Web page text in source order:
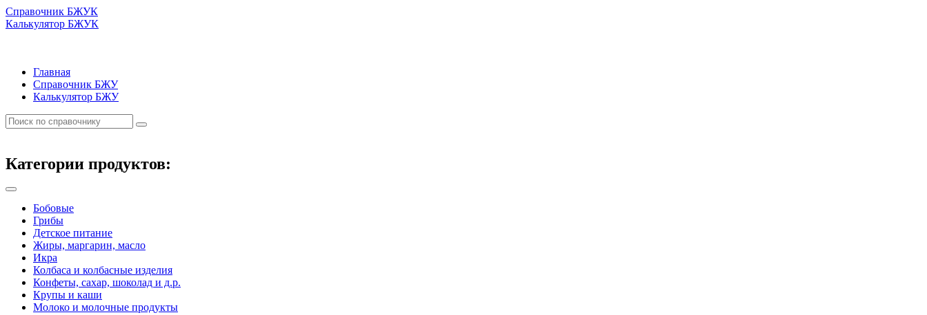
Справочник БЖУК
Калькулятор БЖУК
Главная
Справочник БЖУ
Калькулятор БЖУ
Категории продуктов:
Бобовые
Грибы
Детское питание
Жиры, маргарин, масло
Икра
Колбаса и колбасные изделия
Конфеты, сахар, шоколад и д.р.
Крупы и каши
Молоко и молочные продукты